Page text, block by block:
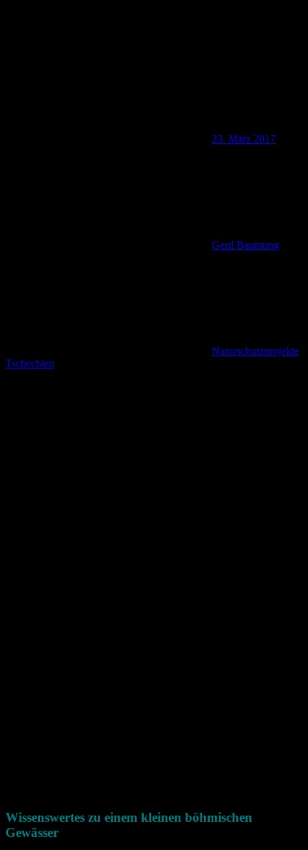
23. März 2017
Gerd Baumung
Naturschutzprojekte
Tschechien
Wissenswertes zu einem kleinen böhmischen
Gewässer